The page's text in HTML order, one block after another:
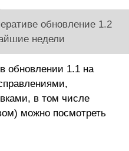
обновление 1.2
недели
обновлении 1.1 на
в том числе
можно посмотреть